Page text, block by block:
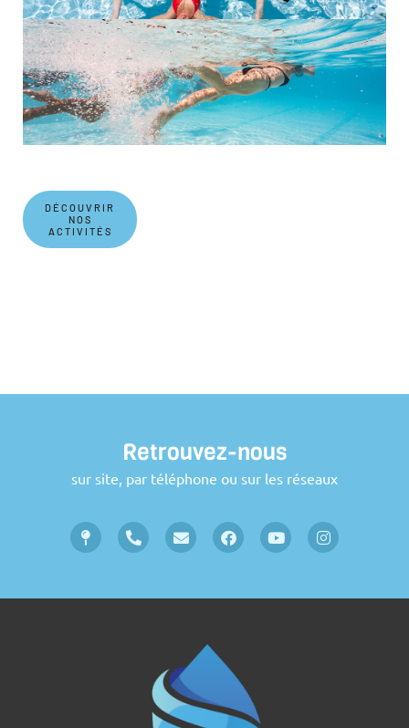
DÉCOUVRIR
NOS
ACTIVITÉS
Retrouvez-nous
sur site, par téléphone ou sur les réseaux